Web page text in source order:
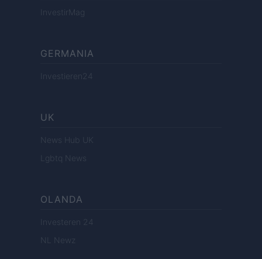
InvestirMag
GERMANIA
Investieren24
UK
News Hub UK
Lgbtq News
OLANDA
Investeren 24
NL Newz